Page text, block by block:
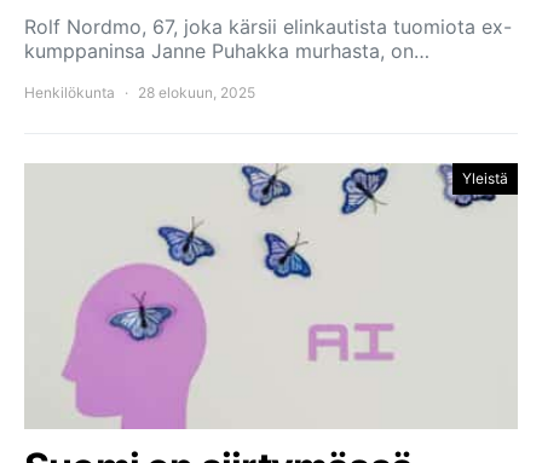
Rolf Nordmo, 67, joka kärsii elinkautista tuomiota ex-
kumppaninsa Janne Puhakka murhasta, on…
Henkilökunta 28 elokuun, 2025
Yleistä